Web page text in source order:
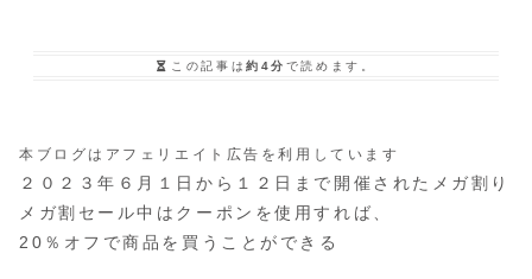
この記事は約4分 で読めます。
本ブログはアフェリエイト広告を利用しています
２０２３年６月１日から１２日まで開催されたメガ割り
メガ割セール中はクーポンを使用すれば、
20％オフで商品を買うことができる